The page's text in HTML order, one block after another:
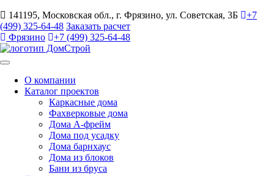
141195, Московская обл., г. Фрязино, ул. Советская, 3Б
+7
(499) 325-64-48 Заказать расчет
Фрязино
+7 (499) 325-64-48
О компании
Каталог проектов
Каркасные дома
Фахверковые дома
Дома А-фрейм
Дома под усадку
Дома барнхаус
Дома из блоков
Бани из бруса